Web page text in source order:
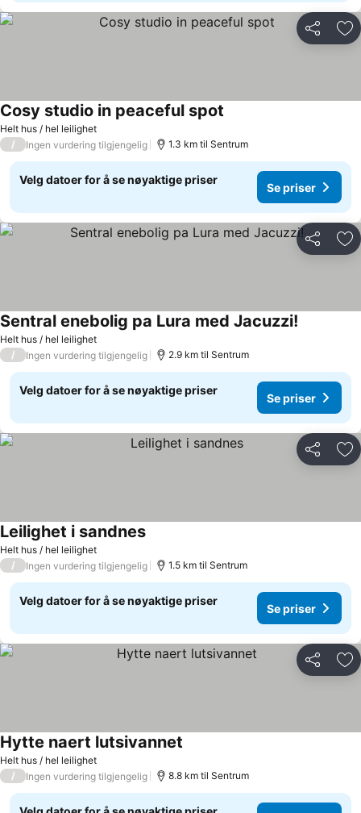
Del
Helt hus / hel leilighet
Cosy studio in peaceful spot
/ Ingen vurdering tilgjengelig 1.3 km til Sentrum
Velg datoer for å se nøyaktige priser
Se priser
Del
Helt hus / hel leilighet
Sentral enebolig pa Lura med Jacuzzi!
/ Ingen vurdering tilgjengelig 2.9 km til Sentrum
Velg datoer for å se nøyaktige priser
Se priser
Del
Helt hus / hel leilighet
Leilighet i sandnes
/ Ingen vurdering tilgjengelig 1.5 km til Sentrum
Velg datoer for å se nøyaktige priser
Se priser
Del
Helt hus / hel leilighet
Hytte naert lutsivannet
/ Ingen vurdering tilgjengelig 8.8 km til Sentrum